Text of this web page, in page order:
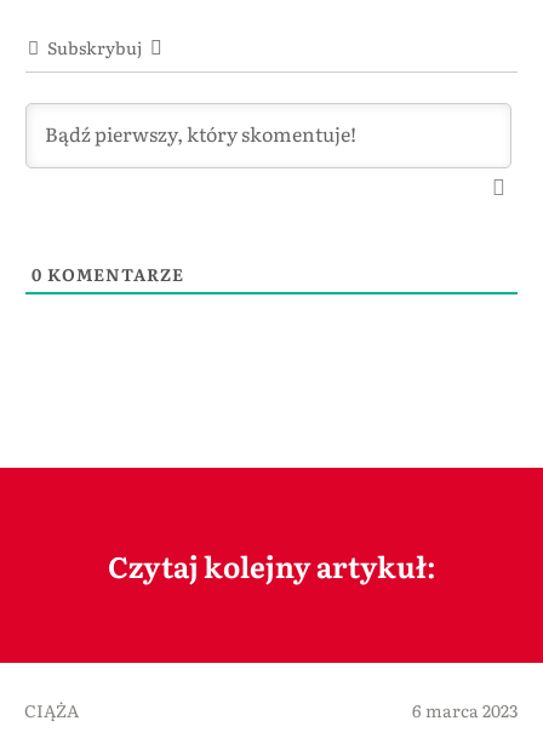
Subskrybuj
0 KOMENTARZE
Czytaj kolejny artykuł:
CIĄŻA 6 marca 2023